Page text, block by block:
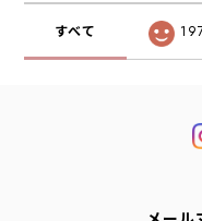
すべて